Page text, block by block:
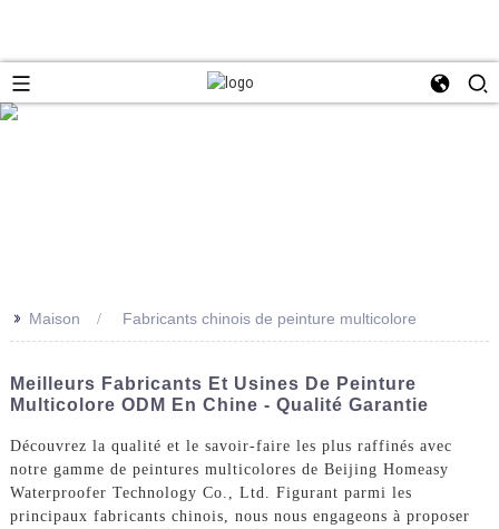
>> Maison Fabricants chinois de peinture multicolore
Meilleurs Fabricants Et Usines De Peinture
Multicolore ODM En Chine - Qualité Garantie
Découvrez la qualité et le savoir-faire les plus raffinés avec
notre gamme de peintures multicolores de Beijing Homeasy
Waterproofer Technology Co., Ltd. Figurant parmi les
principaux fabricants chinois, nous nous engageons à proposer